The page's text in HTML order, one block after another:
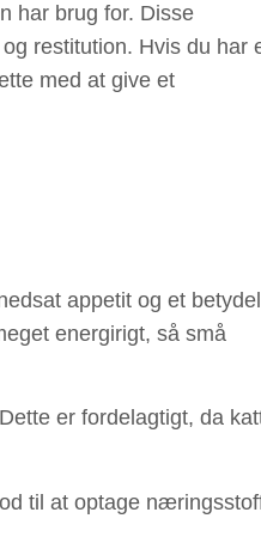
har brug for. Disse
restitution. Hvis du har
med at give et
appetit og et
energirigt, så små
er fordelagtigt, da
til at optage